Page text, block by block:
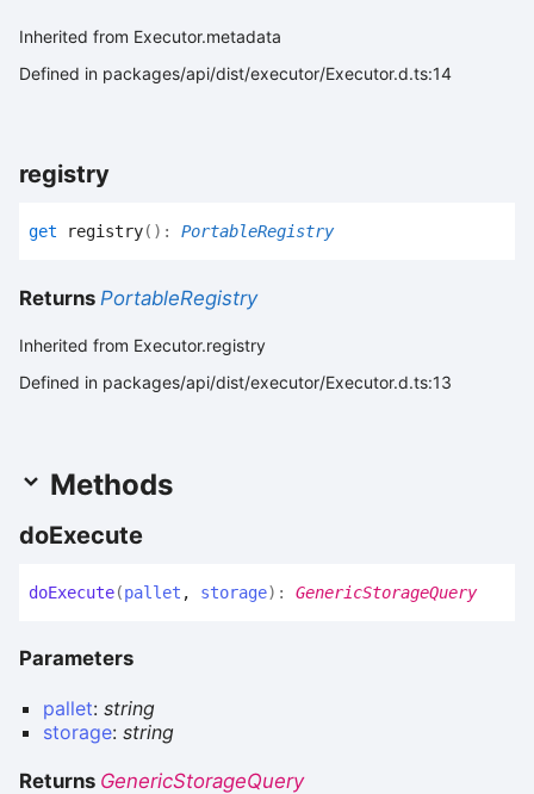
Inherited from Executor.metadata
Defined in packages/api/dist/executor/Executor.d.ts:14
registry
get registry( ) : PortableRegistry
Returns PortableRegistry
Inherited from Executor.registry
Defined in packages/api/dist/executor/Executor.d.ts:13
Methods
doExecute
doExecute(pallet , storage) : GenericStorageQuery
Parameters
pallet: string
storage: string
Returns GenericStorageQuery